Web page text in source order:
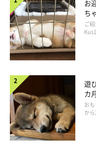
ニッコリ笑顔のらいとくん
朝の行動が可愛いらいとく
そうです。
飼い主さん：
お
ち
コ
長
ご
遊
カ
成
お
か